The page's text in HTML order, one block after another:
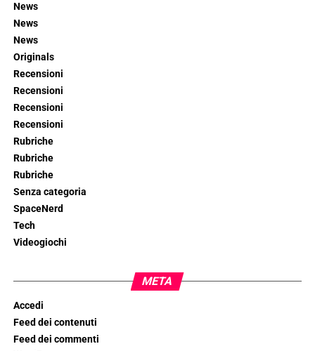
News
News
News
Originals
Recensioni
Recensioni
Recensioni
Recensioni
Rubriche
Rubriche
Rubriche
Senza categoria
SpaceNerd
Tech
Videogiochi
META
Accedi
Feed dei contenuti
Feed dei commenti